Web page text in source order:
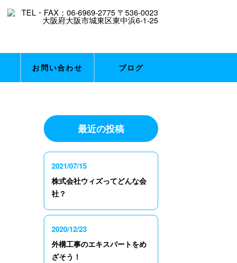
お問い合わせ ブログ
最近の投稿
2021/07/15
株式会社ウィズってどんな会
社？
2020/12/23
外構工事のエキスパートをめ
ざそう！